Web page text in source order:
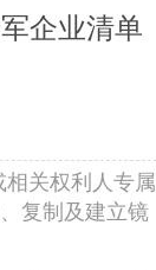
企业清单
关权利人专属
复制及建立镜